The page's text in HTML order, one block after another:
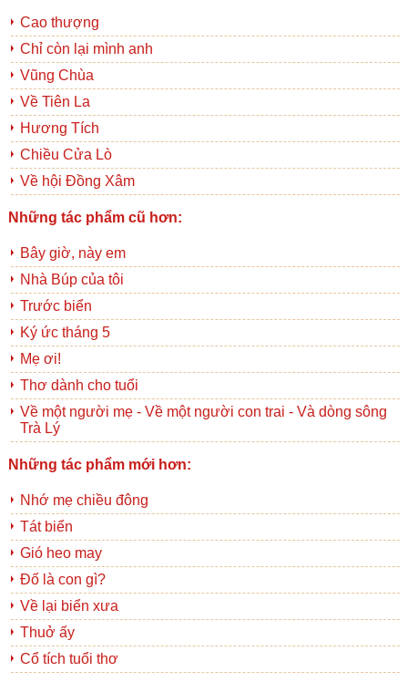
Cao thượng
Chỉ còn lại mình anh
Vũng Chùa
Về Tiên La
Hương Tích
Chiều Cửa Lò
Về hội Đồng Xâm
Những tác phẩm cũ hơn:
Bây giờ, này em
Nhà Búp của tôi
Trước biển
Ký ức tháng 5
Mẹ ơi!
Thơ dành cho tuổi
Về một người mẹ - Về một người con trai - Và dòng sông
Trà Lý
Những tác phẩm mới hơn:
Nhớ mẹ chiều đông
Tát biển
Gió heo may
Đố là con gì?
Về lại biển xưa
Thuở ấy
Cổ tích tuổi thơ